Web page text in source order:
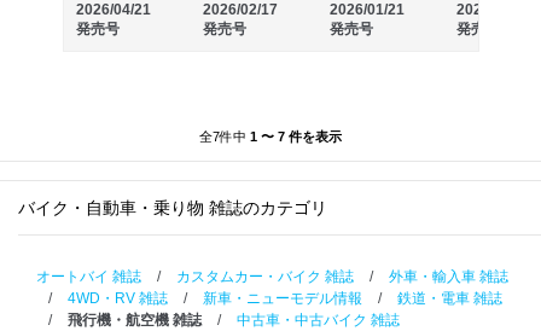
2026/04/21
発売号
2026/02/17
発売号
2026/01/21
発売号
2025/12/17
発売号
全7件中 1 〜 7 件を表示
バイク・自動車・乗り物 雑誌のカテゴリ
オートバイ 雑誌 / カスタムカー・バイク 雑誌 /
外車・輸入車 雑誌
/
4WD・RV 雑誌 / 新車・ニューモデル情報 /
鉄道・電車 雑誌
/
飛行機・航空機 雑誌 / 中古車・中古バイク 雑誌